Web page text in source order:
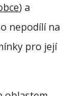
) a
nepodílí na
pro její